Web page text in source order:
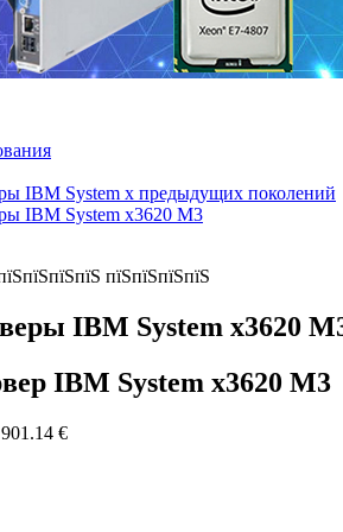
IBM System x предыдущих поколений
IBM System x3620 M3
IBM System x3620
IBM System x3620 M3
€